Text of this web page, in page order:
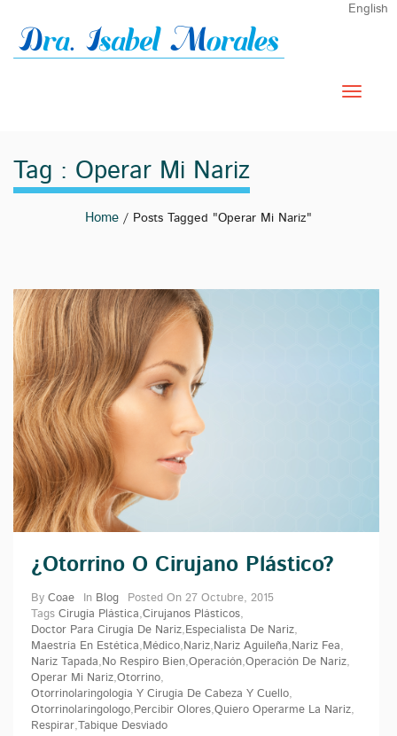
English
Tag : Operar Mi Nariz
Home / Posts Tagged "operar Mi Nariz"
¿Otorrino O Cirujano Plástico?
By Coae In Blog Posted On 27 Octubre, 2015
Tags Cirugía Plástica,Cirujanos Plásticos,
Doctor Para Cirugía De Nariz, Especialista De Nariz,
Maestría En Estética, Médico, Nariz, Nariz Aguileña, Nariz Fea,
Nariz Tapada, No Respiro Bien,Operación,Operación De Nariz,
Operar Mi Nariz,Otorrino,
Otorrinolaringología Y Cirugía De Cabeza Y Cuello,
Otorrinolaringologo, Percibir Olores,Quiero Operarme La Nariz,
Respirar, Tabique Desviado